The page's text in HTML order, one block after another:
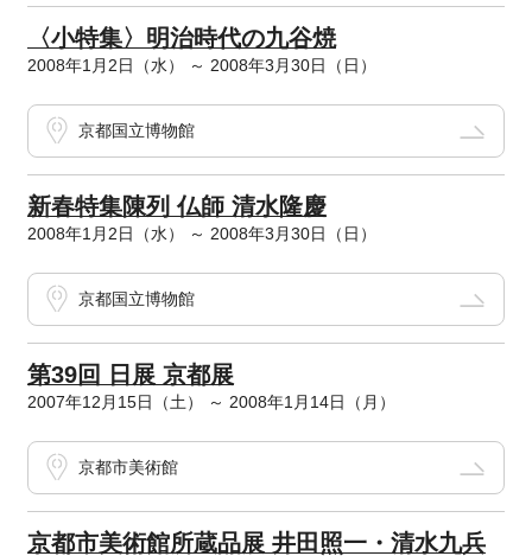
〈小特集〉明治時代の九谷焼
2008年1月2日（水） ～ 2008年3月30日（日）
京都国立博物館
新春特集陳列 仏師 清水隆慶
2008年1月2日（水） ～ 2008年3月30日（日）
京都国立博物館
第39回 日展 京都展
2007年12月15日（土） ～ 2008年1月14日（月）
京都市美術館
京都市美術館所蔵品展 井田照一・清水九兵